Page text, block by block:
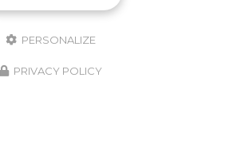
PERSONALIZE
PRIVACY POLICY